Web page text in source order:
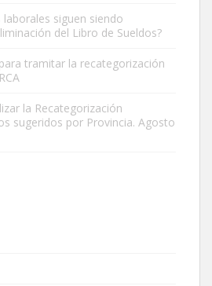
laborales siguen siendo
del Libro de Sueldos?
tramitar la recategorización
la Recategorización
sugeridos por Provincia. Agosto